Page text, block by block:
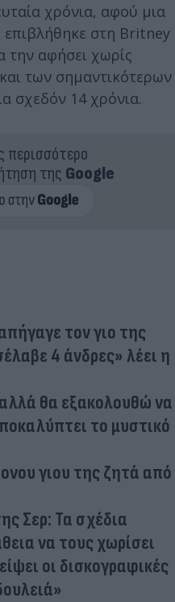
χρόνια, αφού μια
στη Britney
την αφήσει χωρίς
των σημαντικότερων
σχεδόν 14 χρόνια.
περισσότερο
της Google
τον γιο της
4 άνδρες» λέει η
θα εξακολουθώ να
το μυστικό
γιου της ζητά από
Σερ: Τα σχέδια
να τους χωρίσει
οι δισκογραφικές